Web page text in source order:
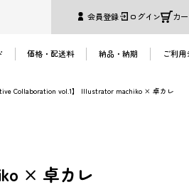
会員登録 ログイン カ
価格・配送料 納品・納期 ご利用
Collaboration vol.1】 Illustrator machiko × 卓カレ
× 卓カレ